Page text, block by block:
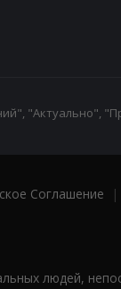
"Актуально",
Соглашение |
людей,